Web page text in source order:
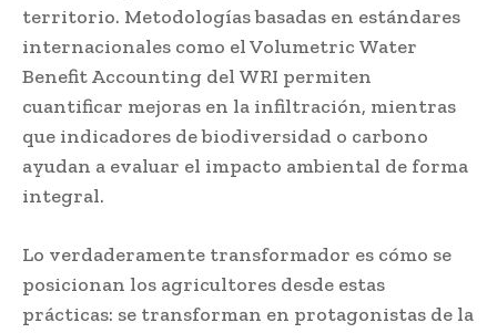
territorio. Metodologías basadas en estándares
internacionales como el Volumetric Water
Benefit Accounting del WRI permiten
cuantificar mejoras en la infiltración, mientras
que indicadores de biodiversidad o carbono
ayudan a evaluar el impacto ambiental de forma
integral.
Lo verdaderamente transformador es cómo se
posicionan los agricultores desde estas
prácticas: se transforman en protagonistas de la